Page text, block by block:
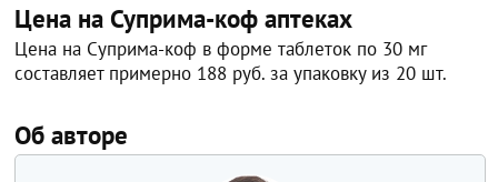
Цена на Суприма-коф аптеках
Цена на Суприма-коф в форме таблеток по 30 мг
составляет примерно 188 руб. за упаковку из 20 шт.
Об авторе